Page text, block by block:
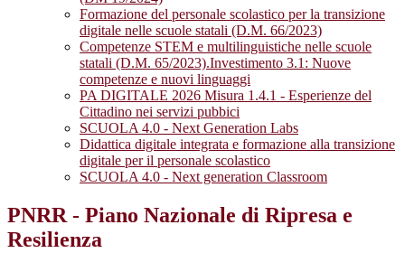
Formazione del personale scolastico per la transizione
digitale nelle scuole statali (D.M. 66/2023)
Competenze STEM e multilinguistiche nelle scuole
statali (D.M. 65/2023).Investimento 3.1: Nuove
competenze e nuovi linguaggi
PA DIGITALE 2026 Misura 1.4.1 - Esperienze del
Cittadino nei servizi pubbici
SCUOLA 4.0 - Next Generation Labs
Didattica digitale integrata e formazione alla transizione
digitale per il personale scolastico
SCUOLA 4.0 - Next generation Classroom
PNRR - Piano Nazionale di Ripresa e
Resilienza